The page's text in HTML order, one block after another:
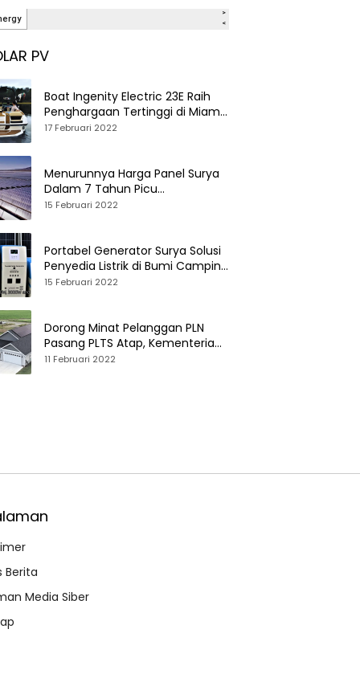
PV
Boat Ingenity Electric 23E Raih
Penghargaan Tertinggi di Miami
International Boat Show
17 Februari 2022
Menurunnya Harga Panel Surya
Dalam 7 Tahun Picu
Tumbuhnya PLTS Global
15 Februari 2022
Portabel Generator Surya Solusi
Penyedia Listrik di Bumi Camping
dan Perkemahan
15 Februari 2022
Dorong Minat Pelanggan PLN
Pasang PLTS Atap, Kementerian
ESDM Luncurkan Paket Hibah SEF
11 Februari 2022
Berita
Media Siber